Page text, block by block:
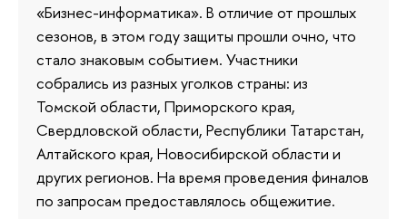
«Бизнес-информатика». В отличие от прошлых
сезонов, в этом году защиты прошли очно, что
стало знаковым событием. Участники
собрались из разных уголков страны: из
Томской области, Приморского края,
Свердловской области, Республики Татарстан,
Алтайского края, Новосибирской области и
других регионов. На время проведения финалов
по запросам предоставлялось общежитие.